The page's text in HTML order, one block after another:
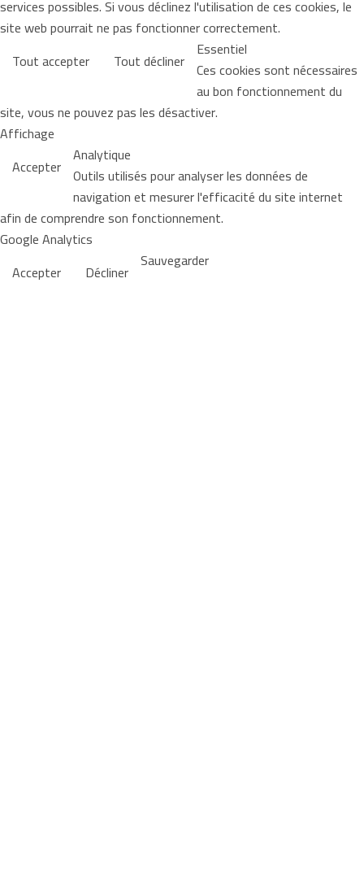
services possibles. Si vous déclinez l'utilisation de ces cookies, le
site web pourrait ne pas fonctionner correctement.
Tout accepter
Tout décliner Essentiel
Ces cookies sont nécessaires
au bon fonctionnement du
site, vous ne pouvez pas les désactiver.
Affichage
Accepter Analytique
Outils utilisés pour analyser les données de
navigation et mesurer l'efficacité du site internet
afin de comprendre son fonctionnement.
Google Analytics
Accepter
Décliner Sauvegarder